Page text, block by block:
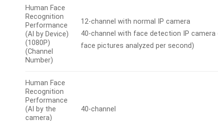
Human Face
Recognition
Performance
(AI by Device)
(1080P)
(Channel
Number)
12-channel with normal IP camera
40-channel with face detection IP camera
face pictures analyzed per second)
Human Face
Recognition
Performance
(AI by the
camera)
40-channel